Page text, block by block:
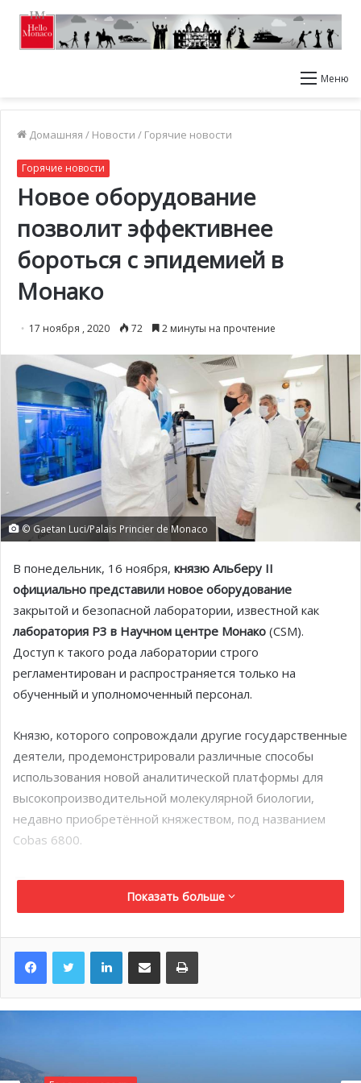
Меню
Домашняя / Новости / Горячие новости
Горячие новости
Новое оборудование
позволит эффективнее
бороться с эпидемией в
Монако
17 ноября , 2020 72 2 минуты на прочтение
© Gaetan Luci/Palais Princier de Monaco
В понедельник, 16 ноября, князю Альберу II
официально представили новое оборудование
закрытой и безопасной лаборатории, известной как
лаборатория P3 в Научном центре Монако (CSM).
Доступ к такого рода лаборатории строго
регламентирован и распространяется только на
обученный и уполномоченный персонал.
Князю, которого сопровождали другие государственные
деятели, продемонстрировали различные способы
использования новой аналитической платформы для
высокопроизводительной молекулярной биологии,
недавно приобретённой княжеством, под названием
Cobas 6800.
Быстрые тесты
устройство значительно увеличивает темпы анализа
ПЦР-тестов, обеспечивая автономию княжества в
обследовании на вирусы. Аппарат был поставлен
передачи результатов анализа пациенту (теперь это
Показать больше
LinkedInПоделиться по электронной почте Распечатать